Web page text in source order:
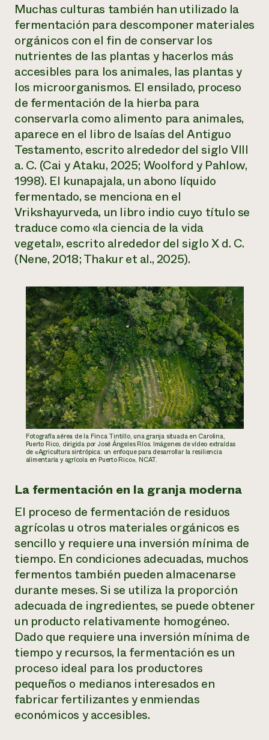
Muchas culturas también han utilizado la
fermentación para descomponer materiales
orgánicos con el fin de conservar los
nutrientes de las plantas y hacerlos más
accesibles para los animales, las plantas y
los microorganismos. El ensilado, proceso
de fermentación de la hierba para
conservarla como alimento para animales,
aparece en el libro de Isaías del Antiguo
Testamento, escrito alrededor del siglo VIII
a. C. (Cai y Ataku, 2025; Woolford y Pahlow,
1998). El kunapajala, un abono líquido
fermentado, se menciona en el
Vrikshayurveda, un libro indio cuyo título se
traduce como «la ciencia de la vida
vegetal», escrito alrededor del siglo X d. C.
(Nene, 2018; Thakur et al., 2025).
Fotografía aérea de la Finca Tintillo, una granja situada en Carolina,
Puerto Rico, dirigida por José Ángeles Ríos. Imágenes de vídeo extraídas
de «Agricultura sintrópica: un enfoque para desarrollar la resiliencia
alimentaria y agrícola en Puerto Rico», NCAT.
La fermentación en la granja moderna
El proceso de fermentación de residuos
agrícolas u otros materiales orgánicos es
sencillo y requiere una inversión mínima de
tiempo. En condiciones adecuadas, muchos
fermentos también pueden almacenarse
durante meses. Si se utiliza la proporción
adecuada de ingredientes, se puede obtener
un producto relativamente homogéneo.
Dado que requiere una inversión mínima de
tiempo y recursos, la fermentación es un
proceso ideal para los productores
pequeños o medianos interesados en
fabricar fertilizantes y enmiendas
económicos y accesibles.